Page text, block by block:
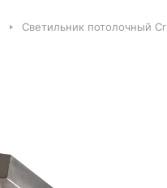
Светильник потолочный